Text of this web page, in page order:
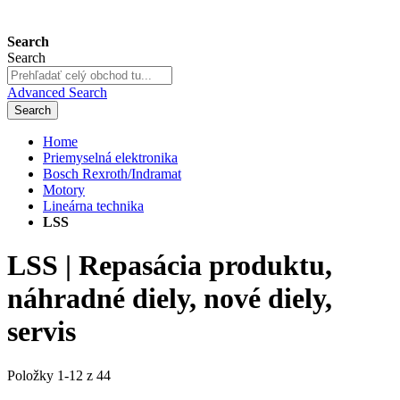
Search
Search
Advanced Search
Search
Home
Priemyselná elektronika
Bosch Rexroth/Indramat
Motory
Lineárna technika
LSS
LSS | Repasácia produktu,
náhradné diely, nové diely,
servis
Položky 1-12 z 44